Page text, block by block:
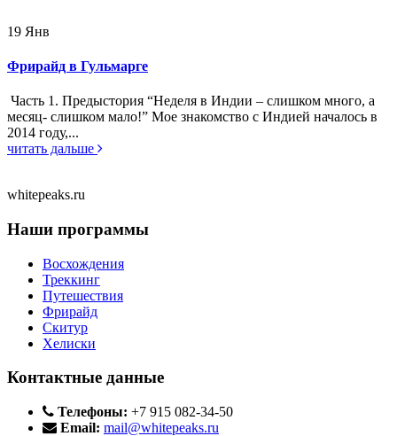
19 Янв
Фрирайд в Гульмарге
Часть 1. Предыстория “Неделя в Индии – слишком много, а
месяц- слишком мало!” Мое знакомство с Индией началось в
2014 году,...
читать дальше
whitepeaks.ru
Наши программы
Восхождения
Треккинг
Путешествия
Фрирайд
Скитур
Хелиски
Контактные данные
Телефоны: +7 915 082-34-50
Email: mail@whitepeaks.ru